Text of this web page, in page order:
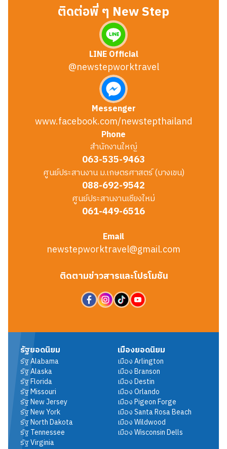
ติดต่อพี่ ๆ New Step
Messenger
www.facebook.com/newstepthailand
LINE Official
@newstepworktravel
Phone
สำนักงานใหญ่
063-535-9463
ศูนย์ประสานงาน ม.เกษตรศาสตร์ (บางเขน)
088-692-9542
ศูนย์ประสานงานเชียงใหม่
061-449-6516
Email
newstepworktravel@gmail.com
ติดตามข่าวสารและโปรโมชัน
รัฐยอดนิยม
รัฐAlabama
รัฐAlaska
รัฐFlorida
รัฐMissouri
รัฐNew Jersey
รัฐNew York
รัฐNorth Dakota
รัฐTennessee
รัฐVirginia
เมืองยอดนิยม
เมืองArlington
เมืองBranson
เมืองDestin
เมืองOrlando
เมืองPigeon Forge
เมืองSanta Rosa Beach
เมืองWildwood
เมืองWisconsin Dells